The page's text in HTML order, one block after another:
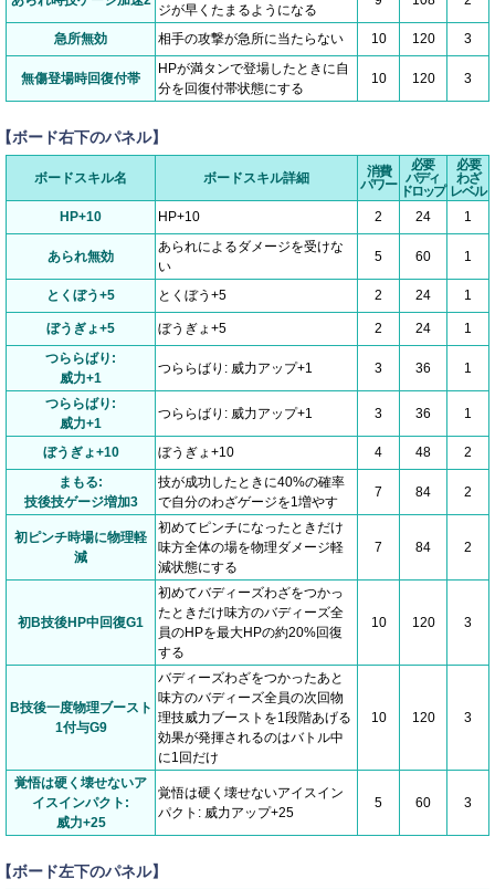
ジが早くたまるようになる
急所無効 相手の攻撃が急所に当たらない 10 120 3
無傷登場時回復付帯
HPが満タンで登場したときに自
分を回復付帯状態にする
10 120 3
ボード右下のパネル】
ボードスキル名 ボードスキル詳細
消費
パワー
必要
バディ
ドロップ
必要
わざ
レベル
HP+10
HP+10 2 24 1
あられ無効
あられによるダメージを受けな
い
5 60 1
とくぼう+5 とくぼう+5 2 24 1
ぼうぎょ+5 ぼうぎょ+5 2 24
1
つららばり:
威力+1
つららばり: 威力アップ+1 3 36 1
つららばり:
威力+1
つららばり: 威力アップ+1 3 36 1
ぼうぎょ+10 ぼうぎょ+10 4 48
2
まもる:
技後技ゲージ増加3
技が成功したときに40%の確率
で自分のわざゲージを1増やす
7 84 2
初ピンチ時場に物理軽
減
初めてピンチになったときだけ
味方全体の場を物理ダメージ軽
減状態にする
7 84 2
初B技後HP中回復G1
初めてバディーズわざをつかっ
たときだけ味方のバディーズ全
員のHPを最大HPの約20%回復
する
10 120 3
B技後一度物理ブースト
1付与G9
バディーズわざをつかったあと
味方のバディーズ全員の次回物
理技威力ブーストを1段階あげる
効果が発揮されるのはバトル中
に1回だけ
10 120 3
覚悟は硬く壊せないア
イスインパクト:
威力+25
覚悟は硬く壊せないアイスイン
パクト: 威力アップ+25
5 60 3
ボード左下のパネル】